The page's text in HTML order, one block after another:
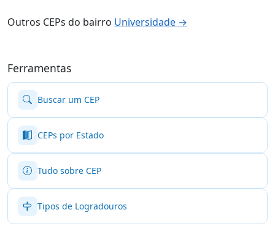
Outros CEPs do bairro Universidade →
Ferramentas
Buscar um CEP
CEPs por Estado
Tudo sobre CEP
Tipos de Logradouros